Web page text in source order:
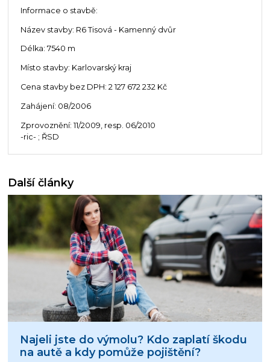
Informace o stavbě:
Název stavby: R6 Tisová - Kamenný dvůr
Délka: 7540 m
Místo stavby: Karlovarský kraj
Cena stavby bez DPH: 2 127 672 232 Kč
Zahájení: 08/2006
Zprovoznění: 11/2009, resp. 06/2010
-ric- ; ŘSD
Další články
Najeli jste do výmolu? Kdo zaplatí škodu
na autě a kdy pomůže pojištění?